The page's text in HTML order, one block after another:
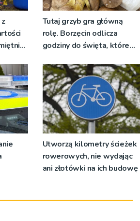
Tutaj grzyb gra główną
rolę. Borzęcin odlicza
godziny do święta, które
pokoleń
Utworzą kilometry ścieżek
rowerowych, nie wydając
ani złotówki na ich budowę